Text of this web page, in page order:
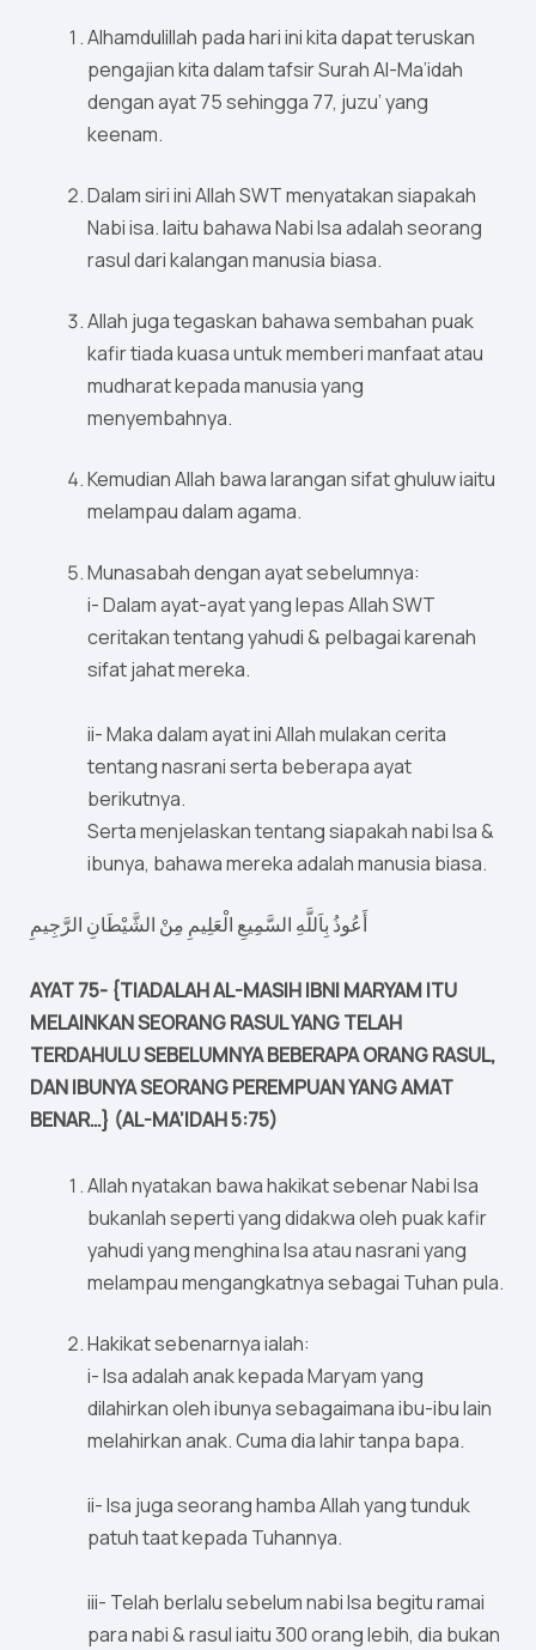
Alhamdulillah pada hari ini kita dapat teruskan
pengajian kita dalam tafsir Surah Al-Ma’idah
dengan ayat 75 sehingga 77, juzu’ yang
keenam.
Dalam siri ini Allah SWT menyatakan siapakah
Nabi isa. Iaitu bahawa Nabi Isa adalah seorang
rasul dari kalangan manusia biasa.
Allah juga tegaskan bahawa sembahan puak
kafir tiada kuasa untuk memberi manfaat atau
mudharat kepada manusia yang
menyembahnya.
Kemudian Allah bawa larangan sifat ghuluw iaitu
melampau dalam agama.
Munasabah dengan ayat sebelumnya:
i- Dalam ayat-ayat yang lepas Allah SWT
ceritakan tentang yahudi & pelbagai karenah
sifat jahat mereka.
ii- Maka dalam ayat ini Allah mulakan cerita
tentang nasrani serta beberapa ayat
berikutnya.
Serta menjelaskan tentang siapakah nabi Isa &
ibunya, bahawa mereka adalah manusia biasa.
AYAT 75- {TIADALAH AL-MASIH IBNI MARYAM ITU
MELAINKAN SEORANG RASUL YANG TELAH
TERDAHULU SEBELUMNYA BEBERAPA ORANG RASUL,
DAN IBUNYA SEORANG PEREMPUAN YANG AMAT
BENAR…} (AL-MA’IDAH 5:75)
Allah nyatakan bawa hakikat sebenar Nabi Isa
bukanlah seperti yang didakwa oleh puak kafir
yahudi yang menghina Isa atau nasrani yang
melampau mengangkatnya sebagai Tuhan pula.
Hakikat sebenarnya ialah:
i- Isa adalah anak kepada Maryam yang
dilahirkan oleh ibunya sebagaimana ibu-ibu lain
melahirkan anak. Cuma dia lahir tanpa bapa.
ii- Isa juga seorang hamba Allah yang tunduk
patuh taat kepada Tuhannya.
iii- Telah berlalu sebelum nabi Isa begitu ramai
para nabi & rasul iaitu 300 orang lebih, dia bukan